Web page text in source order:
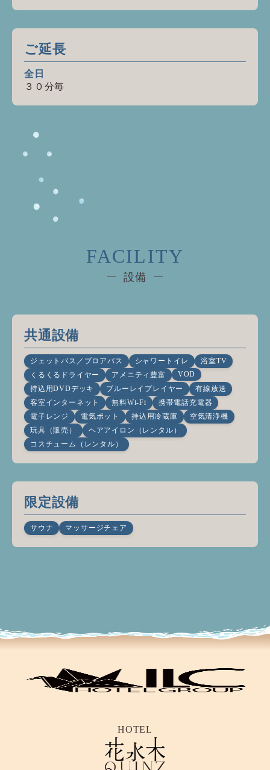
ご延長
全日
３０分毎
FACILITY
設備
共通設備
ジェットバス／ブロアバス シャワートイレ
浴室TV
くるくるドライヤー
アメニティ豊富
VOD
持込用DVDデッキ
ブルーレイプレイヤー
有線放送
客室インターネット
無料Wi-Fi
携帯電話充電器
電子レンジ
電気ポット 持込用冷蔵庫
空気清浄機
玩具（販売）
ヘアアイロン（レンタル）
コスチューム（レンタル）
限定設備
サウナ マッサージチェア
HOTEL